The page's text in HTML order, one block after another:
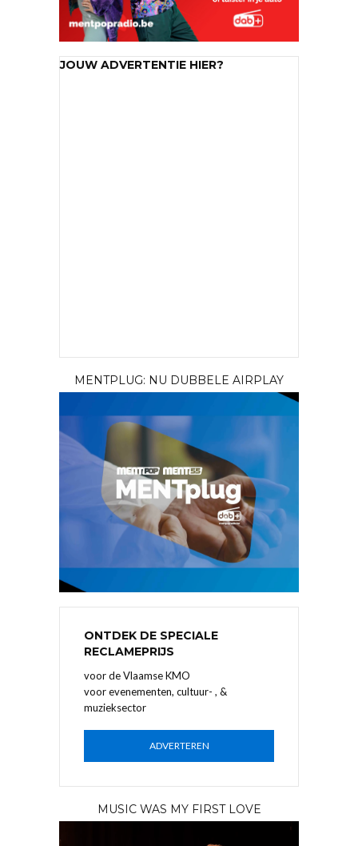
JOUW ADVERTENTIE HIER?
MENTPLUG: NU DUBBELE AIRPLAY
ONTDEK DE SPECIALE
RECLAMEPRIJS
voor de Vlaamse KMO
voor evenementen, cultuur- , &
muzieksector
ADVERTEREN
MUSIC WAS MY FIRST LOVE